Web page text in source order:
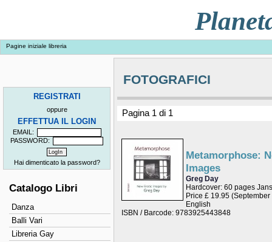
Pagine iniziale libreria
FOTOGRAFICI
Pagina 1 di 1
Metamorphose:
Images
Greg Day
Hardcover: 60 pages
Price £ 19.95
English
ISBN / Barcode: 9783925443848
REGISTRATI
oppure
EFFETTUA IL LOGIN
EMAIL:
PASSWORD:
Hai dimenticato la password?
Catalogo Libri
Danza
Balli Vari
Libreria Gay